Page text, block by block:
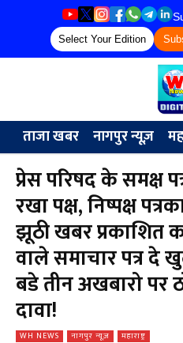
Select Your Edition
ताजा खबर नागपुर न्यूज़
प्रेस परिषद के समक्ष
रखा पक्ष, निष्पक्ष
झूठी खबर प्रकाशित
वाले समाचार पत्र दे
बडे तीन अखबारो पर
दावा!
WH NEWS नागपुर न्यूज़ महाराष्ट्र